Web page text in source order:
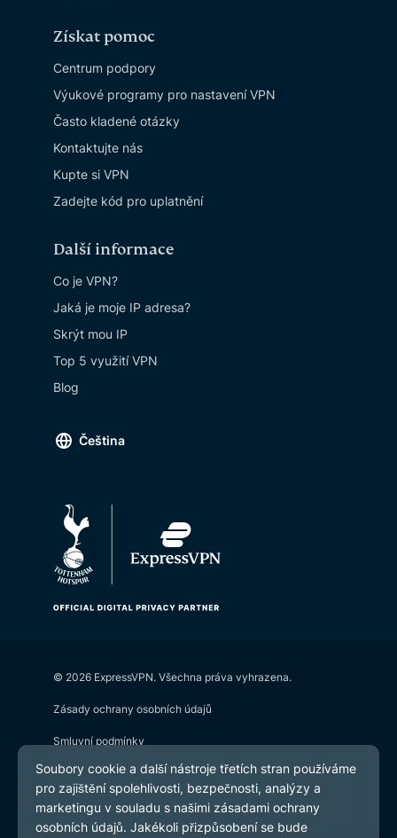
Získat pomoc
Centrum podpory
Výukové programy pro nastavení VPN
Často kladené otázky
Kontaktujte nás
Kupte si VPN
Zadejte kód pro uplatnění
Další informace
Co je VPN?
Jaká je moje IP adresa?
Skrýt mou IP
Top 5 využití VPN
Blog
Čeština
© 2026 ExpressVPN. Všechna práva vyhrazena.
Zásady ochrany osobních údajů
Smluvní podmínky
Předvolby souborů cookie
YoutubeLinkedinTwitter FacebookInstagram